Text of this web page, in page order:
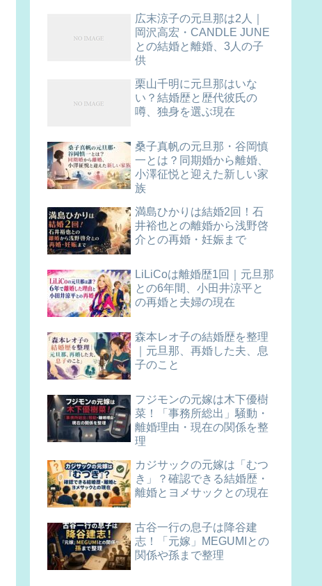
広末涼子の元旦那は2人｜
岡沢高宏・CANDLE JUNE
との結婚と離婚、3人の子
供
栗山千明に元旦那はいな
い？結婚歴と歴代彼氏の
噂、独身を選ぶ現在
桑子真帆の元旦那・谷岡慎
一とは？同期婚から離婚、
小澤征悦と迎えた新しい家
族
満島ひかりは結婚2回！石
井裕也との離婚から浅野啓
介との再婚・妊娠まで
LiLiCoは離婚歴1回｜元旦那
との6年間、小田井涼平と
の再婚と夫婦の現在
森本レオ子の結婚歴を整理
｜元旦那、再婚した夫、息
子のこと
フジモンの元嫁は木下優樹
菜！「事務所総出」騒動・
離婚理由・現在の関係を整
理
カジサックの元嫁は「むつ
き」？確認できる結婚歴・
離婚とヨメサックとの現在
古谷一行の息子は降谷建
志！「元嫁」MEGUMIとの
関係や孫まで整理